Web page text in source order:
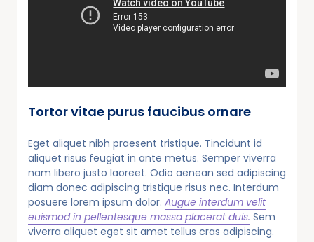
Tortor vitae purus faucibus ornare
Eget aliquet nibh praesent tristique. Tincidunt id
aliquet risus feugiat in ante metus. Semper viverra
nam libero justo laoreet. Odio aenean sed adipiscing
diam donec adipiscing tristique risus nec. Interdum
posuere lorem ipsum dolor. Augue interdum velit
euismod in pellentesque massa placerat duis. Sem
viverra aliquet eget sit amet tellus cras adipiscing.